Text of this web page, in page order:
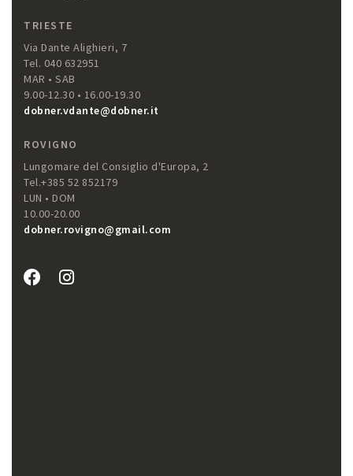
TRIESTE
Via Dante Alighieri, 7
Tel. 040 632951
MAR • SAB
9.00-12.30 • 16.00-19.30
dobner.vdante@dobner.it
ROVIGNO
Lungomare del Consiglio d'Europa, 2
Tel.+385 52 852179
LUN • DOM
10.00-20.00
dobner.rovigno@gmail.com